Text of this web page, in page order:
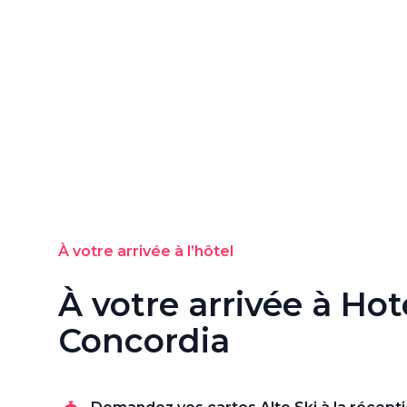
À votre arrivée à l’hôtel
À votre arrivée à
Concordia